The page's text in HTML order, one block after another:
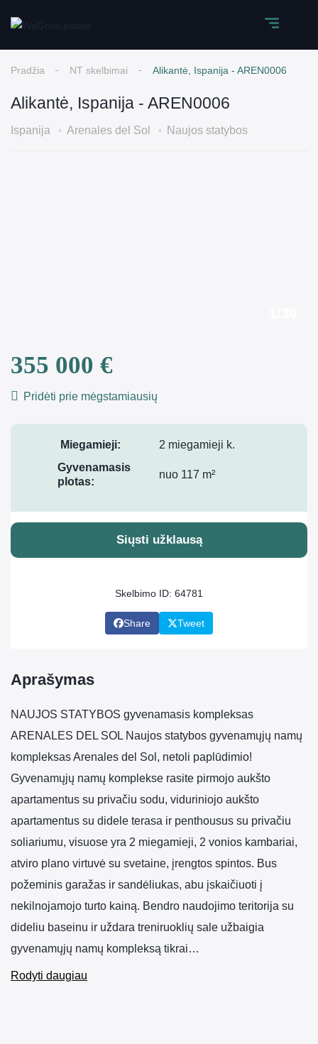
Pradžia NT skelbimai Alikantė, Ispanija - AREN0006
Alikantė, Ispanija - AREN0006
Ispanija Arenales del Sol Naujos statybos
355 000 €
Pridėti prie mėgstamiausių
Miegamieji:
2 miegamieji k.
Gyvenamasis
plotas:
nuo 117 m²
Siųsti užklausą
Skelbimo ID: 64781
Share Tweet
Aprašymas
NAUJOS STATYBOS gyvenamasis kompleksas
ARENALES DEL SOL Naujos statybos gyvenamųjų namų
kompleksas Arenales del Sol, netoli paplūdimio!
Gyvenamųjų namų komplekse rasite pirmojo aukšto
apartamentus su privačiu sodu, viduriniojo aukšto
apartamentus su didele terasa ir penthousus su privačiu
soliariumu, visuose yra 2 miegamieji, 2 vonios kambariai,
atviro plano virtuvė su svetaine, įrengtos spintos. Bus
požeminis garažas ir sandėliukas, abu įskaičiuoti į
nekilnojamojo turto kainą. Bendro naudojimo teritorija su
dideliu baseinu ir uždara treniruoklių sale užbaigia
gyvenamųjų namų kompleksą tikrai…
Rodyti daugiau